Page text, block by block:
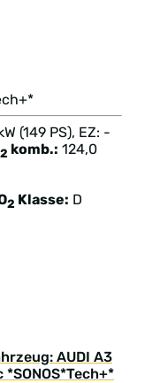
(149 PS), EZ: -
2 komb.: 124,0
2 Klasse: D
AUDI A3